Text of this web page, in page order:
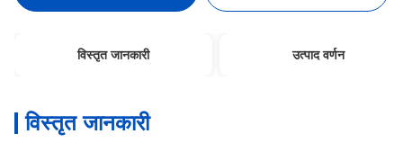
विस्तृत जानकारी उत्पाद वर्णन
विस्तृत जानकारी